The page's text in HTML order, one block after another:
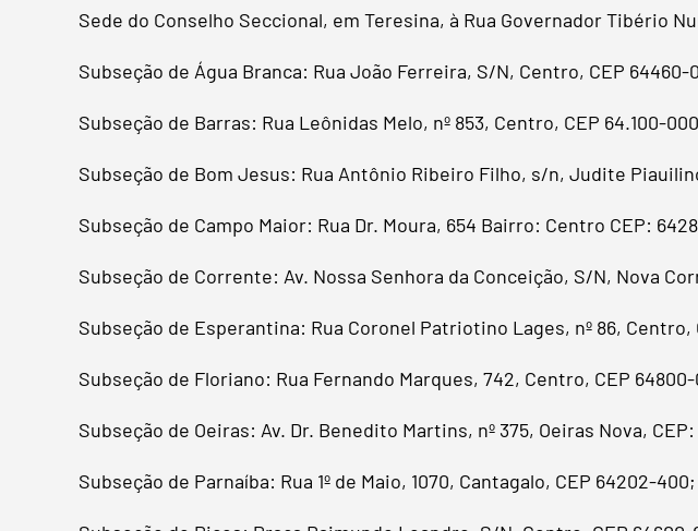
Sede do Conselho Seccional, em Teresina, à Rua Governador Tibério
Subseção de Água Branca: Rua João Ferreira, S/N, Centro, CEP 64460-
Subseção de Barras: Rua Leônidas Melo, nº 853, Centro, CEP 64.100-
Subseção de Bom Jesus: Rua Antônio Ribeiro Filho, s/n, Judite
Subseção de Campo Maior: Rua Dr. Moura, 654 Bairro: Centro CEP:
Subseção de Corrente: Av. Nossa Senhora da Conceição, S/N, Nova
Subseção de Esperantina: Rua Coronel Patriotino Lages, nº 86, Centro,
Subseção de Floriano: Rua Fernando Marques, 742, Centro, CEP
Subseção de Oeiras: Av. Dr. Benedito Martins, nº 375, Oeiras Nova,
Subseção de Parnaíba: Rua 1º de Maio, 1070, Cantagalo, CEP 64202-400;